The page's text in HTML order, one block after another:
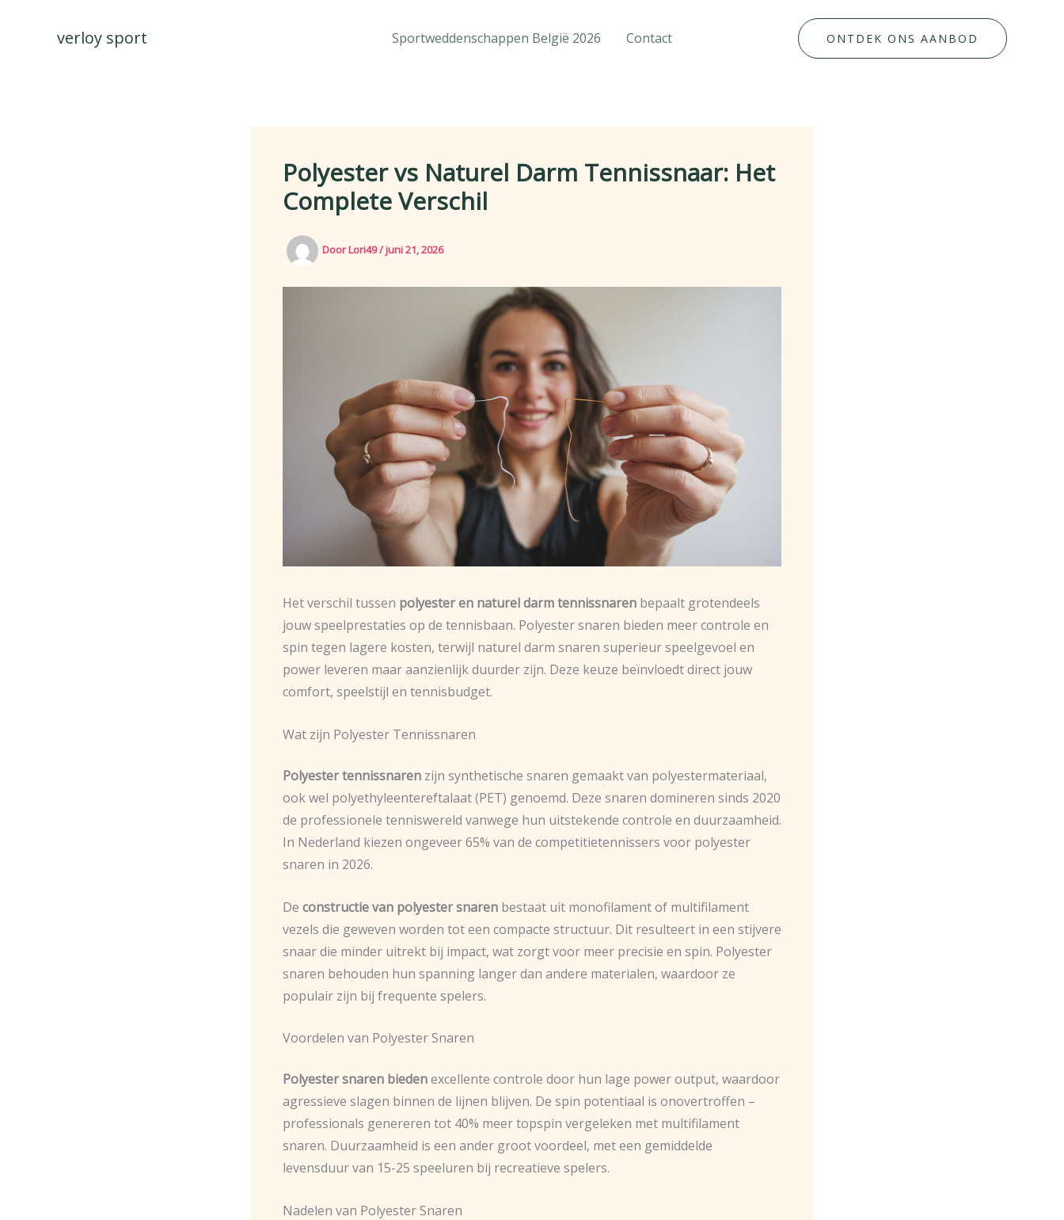
verloy sport Sportweddenschappen België 2026 Contact ONTDEK ONS AANBOD
Polyester vs Naturel Darm Tennissnaar: Het
Complete Verschil
DoorLori49/juni 21, 2026
Het verschil tussen polyester en naturel darm tennissnaren bepaalt grotendeels
jouw speelprestaties op de tennisbaan. Polyester snaren bieden meer controle en
spin tegen lagere kosten, terwijl naturel darm snaren superieur speelgevoel en
power leveren maar aanzienlijk duurder zijn. Deze keuze beïnvloedt direct jouw
comfort, speelstijl en tennisbudget.
Wat zijn Polyester Tennissnaren
Polyester tennissnaren zijn synthetische snaren gemaakt van polyestermateriaal,
ook wel polyethyleentereftalaat (PET) genoemd. Deze snaren domineren sinds 2020
de professionele tenniswereld vanwege hun uitstekende controle en duurzaamheid.
In Nederland kiezen ongeveer 65% van de competitietennissers voor polyester
snaren in 2026.
De constructie van polyester snaren bestaat uit monofilament of multifilament
vezels die geweven worden tot een compacte structuur. Dit resulteert in een stijvere
snaar die minder uitrekt bij impact, wat zorgt voor meer precisie en spin. Polyester
snaren behouden hun spanning langer dan andere materialen, waardoor ze
populair zijn bij frequente spelers.
Voordelen van Polyester Snaren
Polyester snaren biedenexcellente controle door hun lage power output, waardoor
agressieve slagen binnen de lijnen blijven. De spin potentiaal is onovertroffen –
professionals genereren tot 40% meer topspin vergeleken met multifilament
snaren. Duurzaamheid is een ander groot voordeel, met een gemiddelde
levensduur van 15-25 speeluren bij recreatieve spelers.
Nadelen van Polyester Snaren